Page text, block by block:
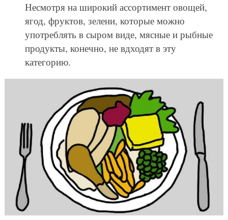
Несмотря на широкий ассортимент овощей,
ягод, фруктов, зелени, которые можно
употреблять в сыром виде, мясные и рыбные
продукты, конечно, не вдходят в эту
категорию.